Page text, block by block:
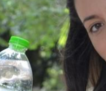
ΝΜ
Ένα μεγάλο και όμορφο
Κ
ΚΟΡΥΔΑΛΛOΣ
Το pilates έχει τον δικό
Κορυδαλλό
ΠΕΥ
ΠΕΥΚΗ
Η εξέλιξη της ευεξίας στην